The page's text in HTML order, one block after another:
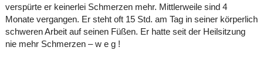
verspürte er keinerlei Schmerzen mehr. Mittlerweile sind 4
Monate vergangen. Er steht oft 15 Std. am Tag in seiner körperlich
schweren Arbeit auf seinen Füßen. Er hatte seit der Heilsitzung
nie mehr Schmerzen – w e g !